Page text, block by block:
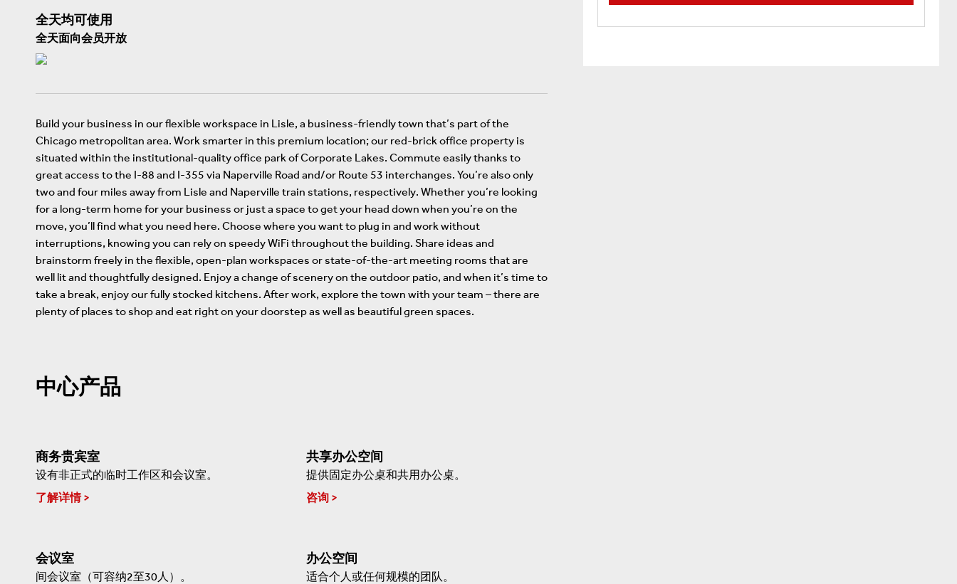
全天均可使用
全天面向会员开放
Build your business in our flexible workspace in Lisle, a business-friendly town that’s part of the
Chicago metropolitan area. Work smarter in this premium location; our red-brick office property is
situated within the institutional-quality office park of Corporate Lakes. Commute easily thanks to
great access to the I-88 and I-355 via Naperville Road and/or Route 53 interchanges. You’re also only
two and four miles away from Lisle and Naperville train stations, respectively. Whether you’re looking
for a long-term home for your business or just a space to get your head down when you’re on the
move, you’ll find what you need here. Choose where you want to plug in and work without
interruptions, knowing you can rely on speedy WiFi throughout the building. Share ideas and
brainstorm freely in the flexible, open-plan workspaces or state-of-the-art meeting rooms that are
well lit and thoughtfully designed. Enjoy a change of scenery on the outdoor patio, and when it’s time to
take a break, enjoy our fully stocked kitchens. After work, explore the town with your team – there are
plenty of places to shop and eat right on your doorstep as well as beautiful green spaces.
中心产品
商务贵宾室
设有非正式的临时工作区和会议室。
了解详情
共享办公空间
提供固定办公桌和共用办公桌。
咨询
会议室
间会议室（可容纳2至30人）。
办公空间
适合个人或任何规模的团队。